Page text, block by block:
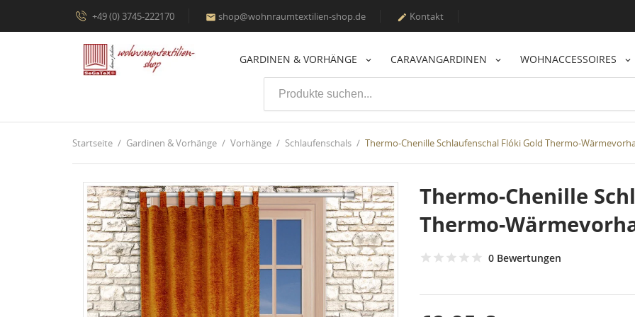
+49 (0) 3745-222170  shop@wohnraumtextilien-shop.de  Kontakt
GARDINEN & VORHÄNGE CARAVANGARDINEN WOHNACCESSOIRES
Startseite Gardinen & Vorhänge Vorhänge Schlaufenschals Thermo-Chenille Schlaufenschal Flóki Gold Thermo-
Thermo-Chenille
Thermo-
0 Bewertungen